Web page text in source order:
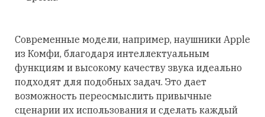
Современные модели, например, наушники Apple
из Комфи, благодаря интеллектуальным
функциям и высокому качеству звука идеально
подходят для подобных задач. Это дает
возможность переосмыслить привычные
сценарии их использования и сделать каждый